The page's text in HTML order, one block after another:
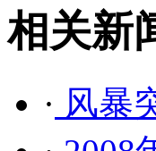
相关新
· 风暴